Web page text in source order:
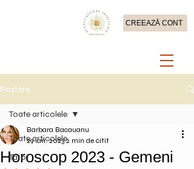
CREEAZĂ CONT
Postare
Toate articolele
Tarot
Toate articolele
Horoscop 2023 - Gemeni
Barbara Bacauanu
29 ian. 2023 2 min de citit